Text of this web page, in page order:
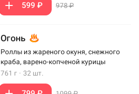
599 ₽ 978 ₽
Огонь
Роллы из жареного окуня, снежного
краба, варено-копченой курицы
761 г · 32 шт.